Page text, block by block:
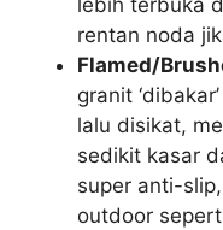
rentan noda
Flamed/
granit
lalu disikat,
sedikit kasar
super anti-
outdoor